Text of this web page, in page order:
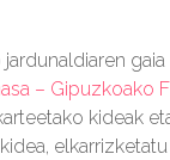
gaia
– Gipuzkoako
kideak